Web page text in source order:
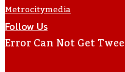
Metrocitymedia
Follow Us
Error Can Not Get